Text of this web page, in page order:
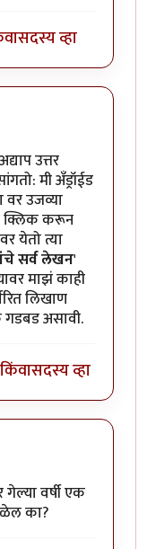
सदस्य व्हा
टॅब दिसत
उत्तर
मी अँड्रॉईड
वर उजव्या
क्लिक करून
येतो त्या
सर्व लेखन'
माझं काही
लिखाण
गडबड असावी.
किंवासदस्य व्हा
वर्षी एक
का?